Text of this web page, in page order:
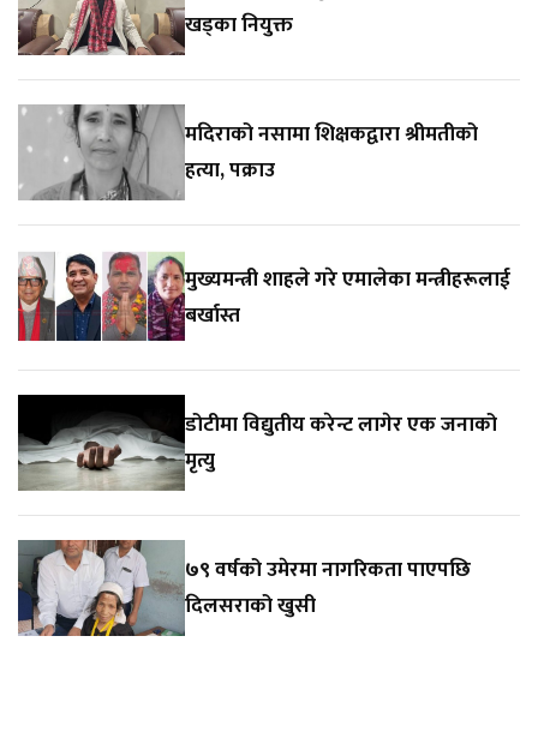
खड्का नियुक्त
मदिराको नसामा शिक्षकद्वारा श्रीमतीको
हत्या, पक्राउ
मुख्यमन्त्री शाहले गरे एमालेका मन्त्रीहरूलाई
बर्खास्त
डोटीमा विद्युतीय करेन्ट लागेर एक जनाको
मृत्यु
७९ वर्षको उमेरमा नागरिकता पाएपछि
दिलसराको खुसी